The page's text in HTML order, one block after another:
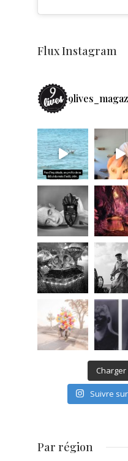
Flux Instagram
Charger
Suivre
Par région